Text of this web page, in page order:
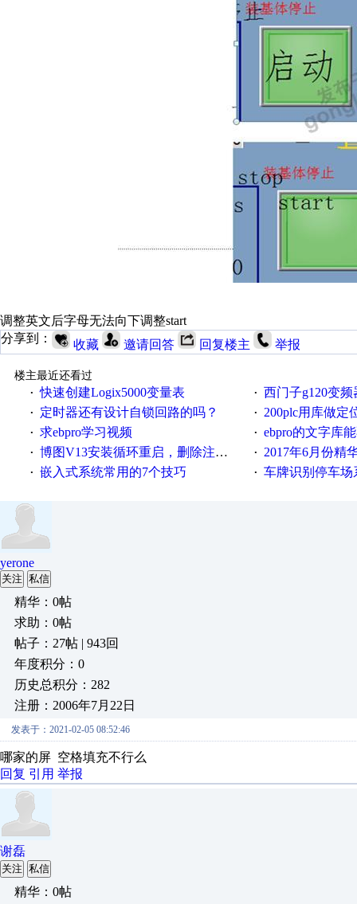
调整英文后字母无法向下调整start
分享到：
收藏 邀请回答 回复楼主 举报
楼主最近还看过
· 快速创建Logix5000变量表 · 西门子g120变频
· 定时器还有设计自锁回路的吗？ · 200plc用库做定位，定
· 求ebpro学习视频 · ebpro的文字库
· 博图V13安装循环重启，删除注册表信息没有用 · 2017年6月份精
· 嵌入式系统常用的7个技巧 · 车牌识别停车
yerone
关注 私信
精华：0帖
求助：0帖
帖子：27帖 | 943回
年度积分：0
历史总积分：282
注册：2006年7月22日
发表于：2021-02-05 08:52:46
哪家的屏 空格填充不行么
回复 引用 举报
谢磊
关注 私信
精华：0帖